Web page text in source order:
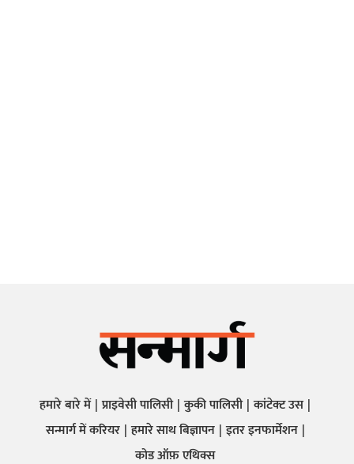
हमारे बारे में प्राइवेसी पालिसी कुकी पालिसी कांटेक्ट उस
सन्मार्ग में करियर हमारे साथ बिज्ञापन इतर इनफार्मेशन
कोड ऑफ़ एथिक्स